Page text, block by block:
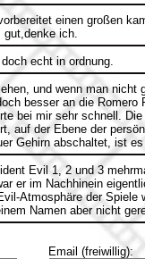
einen großen
gut,denke ich.
echt in ordnung.
und wenn man
besser an die
bei mir sehr schnell.
auf der Ebene der
Gehirn abschaltet, ist
Evil 1, 2 und 3
er im Nachhinein
Atmosphäre der
Namen aber nicht
Email (freiwillig):